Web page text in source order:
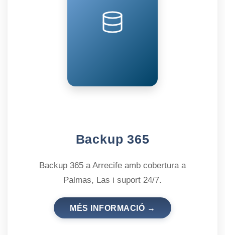
Backup 365
Backup 365 a Arrecife amb cobertura a
Palmas, Las i suport 24/7.
MÉS INFORMACIÓ →